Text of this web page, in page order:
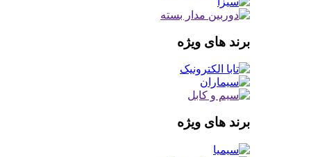
برند های ویژه
برند های ویژه